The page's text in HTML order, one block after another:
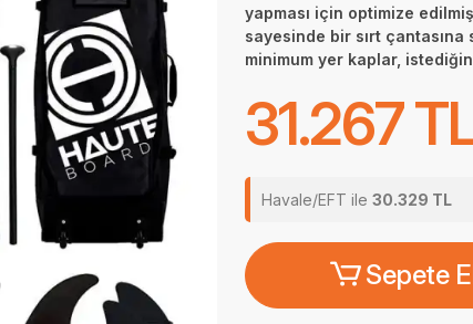
yapması için optimize edilmiş
sayesinde bir sırt
minimum yer kaplar,
31.267
Havale/EFT ile 30.329 TL
Sepete